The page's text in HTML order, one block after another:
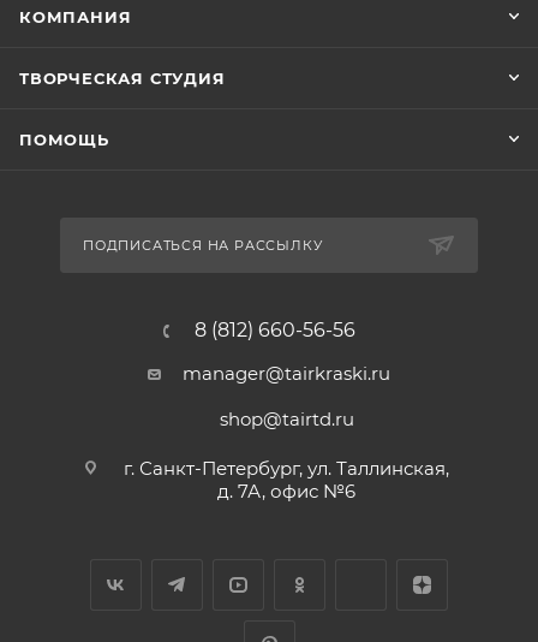
КОМПАНИЯ
ТВОРЧЕСКАЯ СТУДИЯ
ПОМОЩЬ
ПОДПИСАТЬСЯ НА РАССЫЛКУ
8 (812) 660-56-56
manager@tairkraski.ru
shop@tairtd.ru
г. Санкт-Петербург, ул. Таллинская,
д. 7А, офис №6